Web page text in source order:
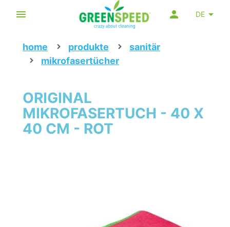
DE
home produkte
sanitär
mikrofasertücher
ORIGINAL
MIKROFASERTUCH - 40 X
40 CM - ROT